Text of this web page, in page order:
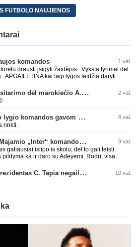
FUTBOLO NAUJIENOS
komandos 1 val.
drausti įsigyti žaidèjus . Vyksta tyrimai dėl
APGAILĖTINA kai taip lygos leidžia daryti.
„Man City“ artėja link susitarimo dėl marokiečio A. Bouaddi persikėlimo 2 val.
A. Tapinas: „Iš europinio lygio komandos gavom gerų pamokų“ 8 val.
rinkti.
L. Messi gerokai pakėlė Majamio „Inter“ komandos vertę 9 val.
galiausiai islipo is skolu, del to gali leisti
ka ir daro su Adeyemi, Rodri, visa
Argentinos federacijos prezidentas C. Tapia negailėjo pagyrų G. Infantino 10 val.